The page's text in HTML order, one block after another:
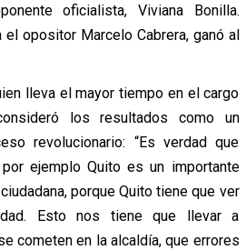
oficialista, Viviana Bonilla.
el opositor Marcelo Cabrera, ganó al
lleva el mayor tiempo en el cargo
los resultados como un
revolucionario: “Es verdad que
ejemplo Quito es un importante
porque Quito tiene que ver
Esto nos tiene que llevar a
cometen en la alcaldía, que errores